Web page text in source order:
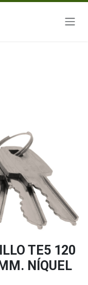
TE5 120
NÍQUEL